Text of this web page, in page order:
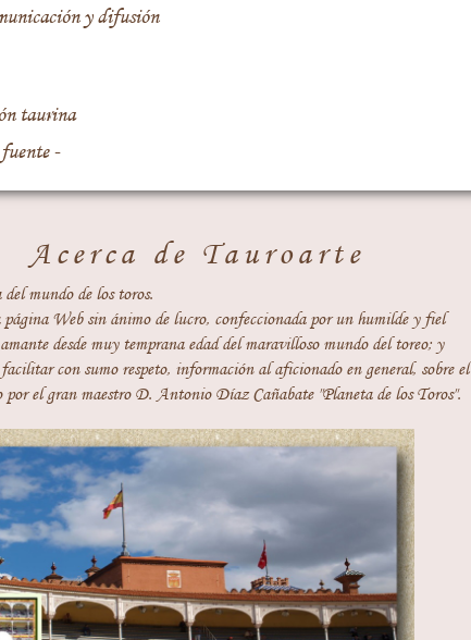
y difusión
taurina
-
Acerca de Tauroarte
del mundo de los toros.
página Web sin ánimo de lucro, confeccionada por un humilde y fiel
desde muy temprana edad del maravilloso mundo del toreo; y
con sumo respeto, información al aficionado en general, sobre el
por el gran maestro D. Antonio Díaz Cañabate "Planeta de los Toros".